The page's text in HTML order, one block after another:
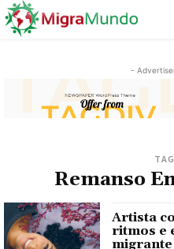
-
TAG
Remanso
Artista
ritmos e